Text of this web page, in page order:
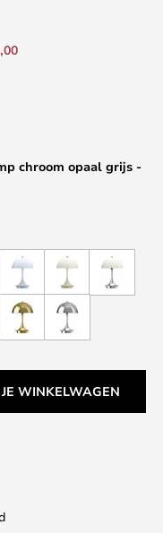
chroom opaal grijs -
WINKELWAGEN